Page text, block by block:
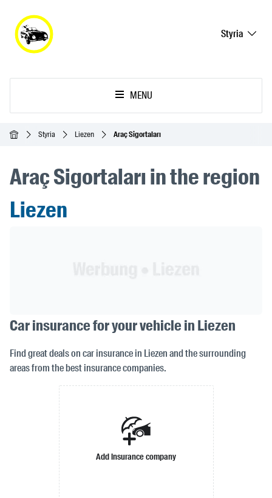
Styria
MENU
Ana SayfaStyria Liezen Araç Sigortaları
Araç Sigortaları in the region
Liezen
Car insurance for your vehicle in Liezen
Find great deals on car insurance in Liezen and the surrounding
areas from the best insurance companies.
Add insurance company